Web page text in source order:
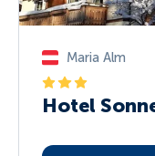
Maria Alm
Hotel